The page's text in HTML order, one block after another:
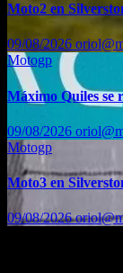
Moto2 en
09/08/2026
Motogp
Máximo Quiles se
09/08/2026
Motogp
Moto3 en
09/08/2026